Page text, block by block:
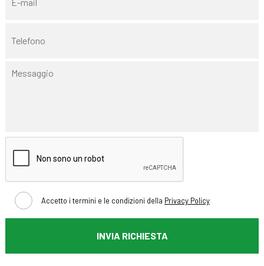
Accetto i termini e le condizioni della Privacy Policy
INVIA RICHIESTA